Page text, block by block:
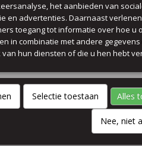
het aanbieden van
en advertenties. Daarnaast
toegang tot informatie over hoe u
in combinatie met andere gegevens
hun diensten of die u hen hebt
Selectie toestaan Alles
Nee, niet